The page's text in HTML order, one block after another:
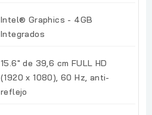
Intel® Graphics - 4GB
Integrados
15.6" de 39,6 cm FULL HD
(1920 x 1080), 60 Hz, anti-
reflejo